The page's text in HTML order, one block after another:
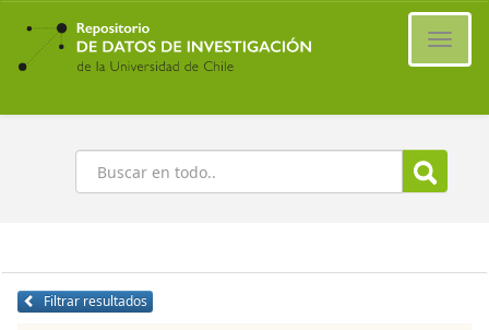
Ir
contenido
principal
Buscar
Filtrar resultados